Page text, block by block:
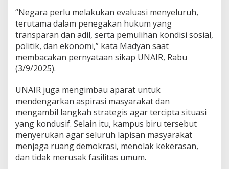
n
J
a
g
a
D
o
k
r
a
s
i
“Negara perlu melakukan evaluasi menyeluruh,
terutama dalam penegakan hukum yang
transparan dan adil, serta pemulihan kondisi sosial,
politik, dan ekonomi,” kata Madyan saat
membacakan pernyataan sikap UNAIR, Rabu
(3/9/2025).
UNAIR juga mengimbau aparat untuk
mendengarkan aspirasi masyarakat dan
mengambil langkah strategis agar tercipta situasi
yang kondusif. Selain itu, kampus biru tersebut
menyerukan agar seluruh lapisan masyarakat
menjaga ruang demokrasi, menolak kekerasan,
dan tidak merusak fasilitas umum.